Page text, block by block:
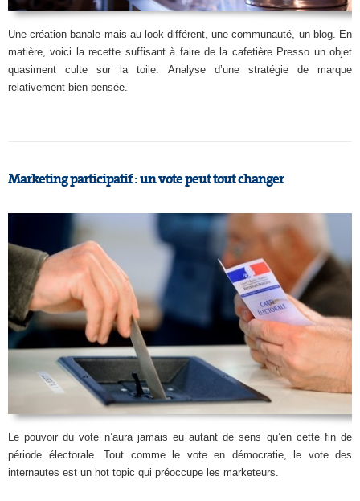
Une création banale mais au look différent, une communauté, un blog. En
matière, voici la recette suffisant à faire de la cafetière Presso un objet
quasiment culte sur la toile. Analyse d’une stratégie de marque
relativement bien pensée.
Marketing participatif : un vote peut tout changer
Le pouvoir du vote n’aura jamais eu autant de sens qu’en cette fin de
période électorale. Tout comme le vote en démocratie, le vote des
internautes est un hot topic qui préoccupe les marketeurs.